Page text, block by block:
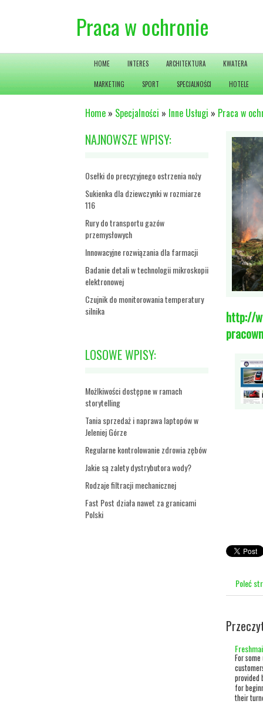
Praca w ochronie
HOME INTERES ARCHITEKTURA KWATERA
MARKETING SPORT SPECJALNOŚCI HOTELE
Home » Specjalności » Inne Usługi » Praca w
NAJNOWSZE WPISY:
Osełki do precyzyjnego ostrzenia noży
Sukienka dla dziewczynki w rozmiarze
116
Rury do transportu gazów
przemysłowych
Innowacyjne rozwiązania dla farmacji
Badanie detali w technologii mikroskopii
elektronowej
Czujnik do monitorowania temperatury
silnika
LOSOWE WPISY:
Możlkiwości dostępne w ramach
storytelling
Tania sprzedaż i naprawa laptopów w
Jeleniej Górze
Regularne kontrolowanie zdrowia zębów
Jakie są zalety dystrybutora wody?
Rodzaje filtracji mechanicznej
Fast Post działa nawet za granicami
Polski
http://
Poleć
For
provided
for
their